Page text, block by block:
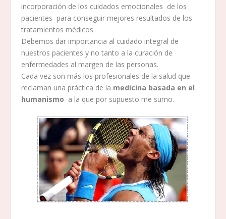
incorporación de los cuidados emocionales de los
pacientes para conseguir mejores resultados de los
tratamientos médicos.
Debemos dar importancia al cuidado integral de
nuestros pacientes y no tanto a la curación de
enfermedades al margen de las personas.
Cada vez son más los profesionales de la salud que
reclaman una práctica de la medicina basada en el
humanismo a la que por supuesto me sumo.